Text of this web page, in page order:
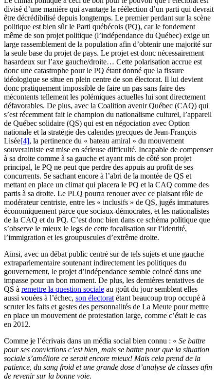
divisé d’une manière qui avantage la réélection d’un parti qui devrait
être décrédibilisé depuis longtemps. Le premier perdant sur la scène
politique est bien sûr le Parti québécois (PQ), car le fondement
même de son projet politique (l’indépendance du Québec) exige un
large rassemblement de la population afin d’obtenir une majorité sur
la seule base du projet de pays. Le projet est donc nécessairement
hasardeux sur l’axe gauche/droite… Cette polarisation accrue est
donc une catastrophe pour le PQ étant donné que la fissure
idéologique se situe en plein centre de son électorat. Il lui devient
donc pratiquement impossible de faire un pas sans faire des
mécontents tellement les polémiques actuelles lui sont directement
défavorables. De plus, avec la Coalition avenir Québec (CAQ) qui
s’est récemment fait le champion du nationalisme culturel, l’appareil
de Québec solidaire (QS) qui est en négociation avec Option
nationale et la stratégie des calendes grecques de Jean-François
Lisée[4], la pertinence du « bateau amiral » du mouvement
souverainiste est mise en sérieuse difficulté. Incapable de compenser
à sa droite comme à sa gauche et ayant mis de côté son projet
principal, le PQ ne peut que perdre des appuis au profit de ses
concurrents. Se sachant encore à l’abri de la montée de QS et
mettant en place un climat qui placera le PQ et la CAQ comme des
partis à sa droite. Le PLQ pourra renouer avec ce plaisant rôle de
modérateur centriste, entre les « inclusifs » de QS, jugés immatures
économiquement parce que sociaux-démocrates, et les nationalistes
de la CAQ et du PQ. C’est donc bien dans ce schéma politique que
s’observe le mieux le legs de cette focalisation sur l’identité,
l’immigration et les groupuscules d’extrême droite.
Ainsi, avec un débat public centré sur de tels sujets et une gauche
extraparlementaire soutenant indirectement les politiques du
gouvernement, le projet d’indépendance semble coincé dans une
impasse pour un bon moment. De plus, les dernières tentatives de
QS à remettre la question sociale au goût du jour semblent elles
aussi vouées à l’échec, son électorat étant beaucoup trop occupé à
scruter les faits et gestes des personnalités de La Meute pour mettre
en place un mouvement de protestation large, comme c’était le cas
en 2012.
Comme je l’écrivais dans un média social bien connu : « Se battre
pour ses convictions c’est bien, mais se battre pour que la situation
sociale s’améliore ce serait encore mieux! Mais cela prend de la
patience, du sang froid et une grande dose d’analyse de classes afin
de revenir sur la bonne voie.